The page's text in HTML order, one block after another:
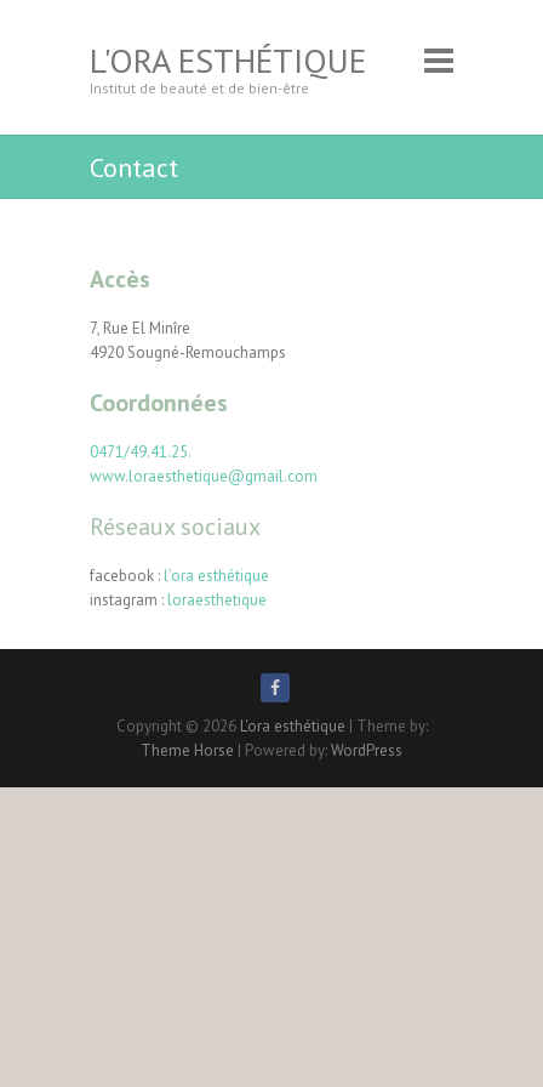
L'ORA ESTHÉTIQUE
Institut de beauté et de bien-être
Contact
Accès
7, Rue El Minîre
4920 Sougné-Remouchamps
Coordonnées
0471/49.41.25.
www.loraesthetique@gmail.com
Réseaux sociaux
facebook : l’ora esthétique
instagram : loraesthetique
Copyright © 2026 L'ora esthétique | Theme by:
Theme Horse | Powered by:WordPress